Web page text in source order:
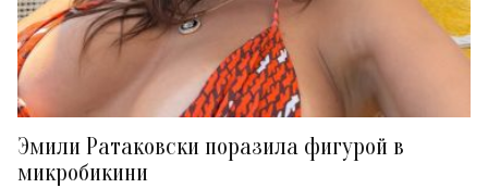
Эмили Ратаковски поразила фигурой в
микробикини